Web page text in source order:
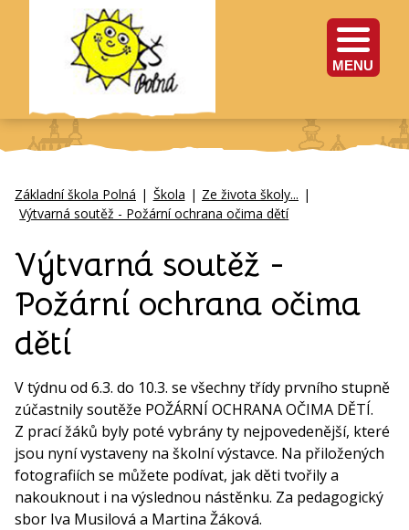
MENU
Základní škola Polná | Škola | Ze života školy... |
Výtvarná soutěž - Požární ochrana očima dětí
Výtvarná soutěž -
Požární ochrana očima
dětí
V týdnu od 6.3. do 10.3. se všechny třídy prvního stupně
zúčastnily soutěže POŽÁRNÍ OCHRANA OČIMA DĚTÍ.
Z prací žáků byly poté vybrány ty nejpovedenější, které
jsou nyní vystaveny na školní výstavce. Na přiložených
fotografiích se můžete podívat, jak děti tvořily a
nakouknout i na výslednou nástěnku. Za pedagogický
sbor Iva Musilová a Martina Žáková.